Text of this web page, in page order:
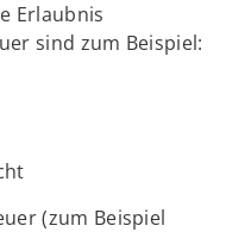
Erlaubnis
sind zum Beispiel:
(zum Beispiel